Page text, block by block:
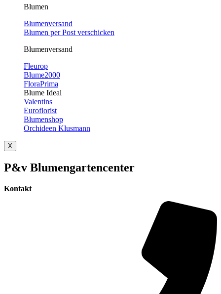
Blumen
Blumenversand
Blumen per Post verschicken
Blumenversand
Fleurop
Blume2000
FloraPrima
Blume Ideal
Valentins
Euroflorist
Blumenshop
Orchideen Klusmann
X
P&v Blumengartencenter
Kontakt